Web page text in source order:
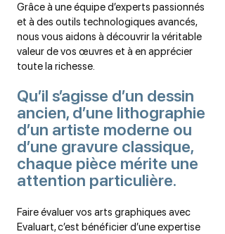
Grâce à une équipe d’experts passionnés
et à des outils technologiques avancés,
nous vous aidons à découvrir la véritable
valeur de vos œuvres et à en apprécier
toute la richesse.
Qu’il s’agisse d’un dessin
ancien, d’une lithographie
d’un artiste moderne ou
d’une gravure classique,
chaque pièce mérite une
attention particulière.
Faire évaluer vos arts graphiques avec
Evaluart, c’est bénéficier d’une expertise